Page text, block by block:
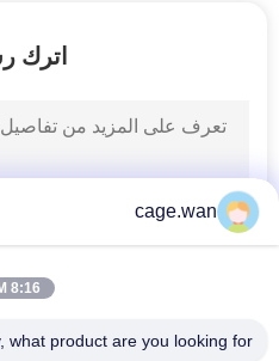
شريط
اترك
cage.wan
8:16 AM
what product are you looking for?